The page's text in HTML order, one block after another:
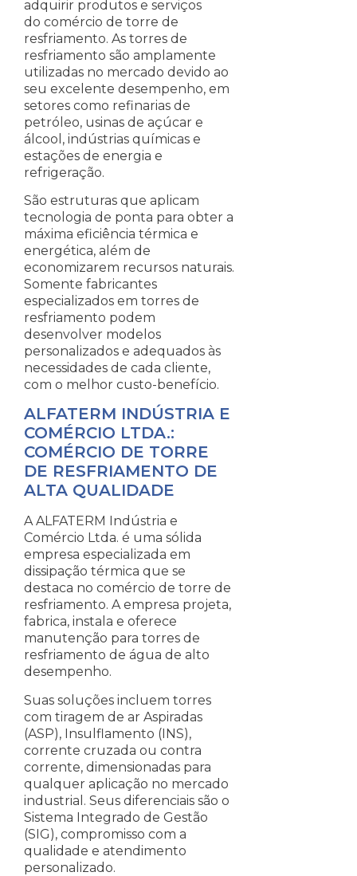
adquirir produtos e serviços
do comércio de torre de
resfriamento. As torres de
resfriamento são amplamente
utilizadas no mercado devido ao
seu excelente desempenho, em
setores como refinarias de
petróleo, usinas de açúcar e
álcool, indústrias químicas e
estações de energia e
refrigeração.
São estruturas que aplicam
tecnologia de ponta para obter a
máxima eficiência térmica e
energética, além de
economizarem recursos naturais.
Somente fabricantes
especializados em torres de
resfriamento podem
desenvolver modelos
personalizados e adequados às
necessidades de cada cliente,
com o melhor custo-benefício.
ALFATERM INDÚSTRIA E
COMÉRCIO LTDA.:
COMÉRCIO DE TORRE
DE RESFRIAMENTO DE
ALTA QUALIDADE
A ALFATERM Indústria e
Comércio Ltda. é uma sólida
empresa especializada em
dissipação térmica que se
destaca no comércio de torre de
resfriamento. A empresa projeta,
fabrica, instala e oferece
manutenção para torres de
resfriamento de água de alto
desempenho.
Suas soluções incluem torres
com tiragem de ar Aspiradas
(ASP), Insulflamento (INS),
corrente cruzada ou contra
corrente, dimensionadas para
qualquer aplicação no mercado
industrial. Seus diferenciais são o
Sistema Integrado de Gestão
(SIG), compromisso com a
qualidade e atendimento
personalizado.